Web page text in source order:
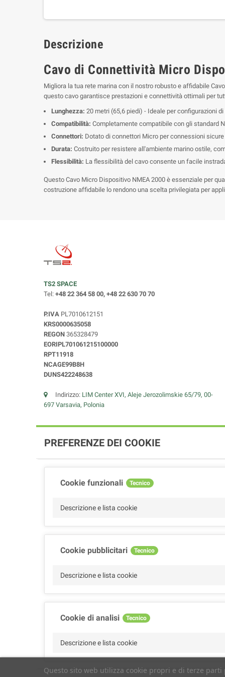
Descrizione
Cavo di Connettività Micro
Migliora la tua rete marina con il nostro robusto e affidabile
questo cavo garantisce prestazioni e connettività ottimali per
Lunghezza: 20 metri (65,6 piedi) - Ideale per configurazioni
Compatibilità: Completamente compatibile con gli standard
Connettori: Dotato di connettori Micro per connessioni
Durata: Costruito per resistere all'ambiente marino ostile,
Flessibilità: La flessibilità del cavo consente un facile
Questo Cavo Micro Dispositivo NMEA 2000 è essenziale per
costruzione affidabile lo rendono una scelta privilegiata per
TS2 SPACE
Tel: +48 22 364 58 00, +48 22 630 70 70
P.IVA PL7010612151
KRS0000635058
REGON 365328479
EORIPL701061215100000
RPT11918
NCAGE99B8H
DUNS422248638
Indirizzo: LIM Center XVI, Aleje Jerozolimskie 65/79, 00-
697 Varsavia, Polonia
Questo sito web utilizza cookie propri e di terze
PREFERENZE DEI COOKIE
Cookie funzionali Tecnico
Descrizione e lista cookie
Cookie pubblicitari Tecnico
Descrizione e lista cookie
Cookie di analisi Tecnico
Descrizione e lista cookie